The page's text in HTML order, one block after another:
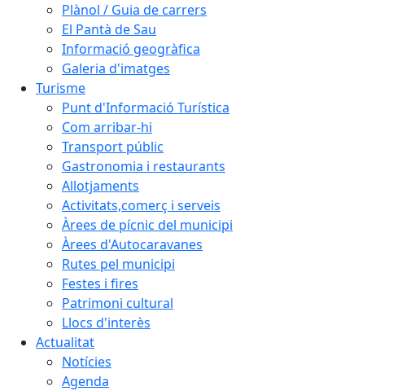
Plànol / Guia de carrers
El Pantà de Sau
Informació geogràfica
Galeria d'imatges
Turisme
Punt d'Informació Turística
Com arribar-hi
Transport públic
Gastronomia i restaurants
Allotjaments
Activitats,comerç i serveis
Àrees de pícnic del municipi
Àrees d'Autocaravanes
Rutes pel municipi
Festes i fires
Patrimoni cultural
Llocs d'interès
Actualitat
Notícies
Agenda